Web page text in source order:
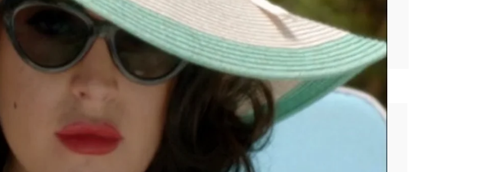
Whatsapp